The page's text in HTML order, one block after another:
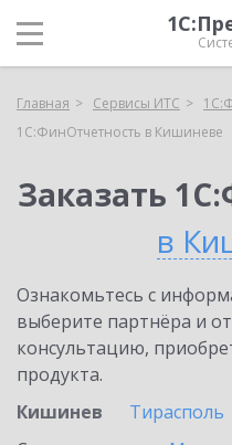
Главная Сервисы ИТС
1С:ФинОтчетность в Кишиневе
Заказать
в
Ознакомьтесь с
выберите партнёра и
консультацию,
продукта.
Кишинев
Тирасполь